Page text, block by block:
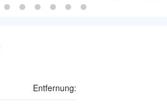
Entfernung: